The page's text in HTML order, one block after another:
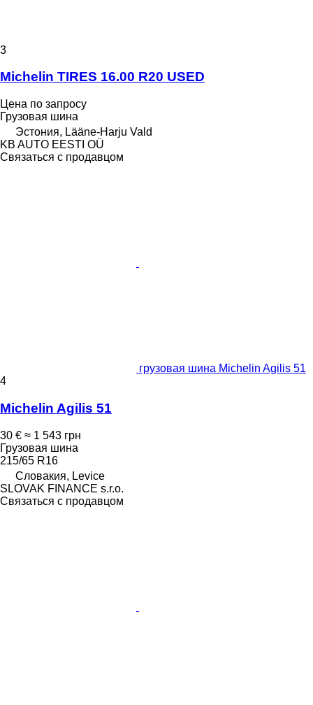
3
Michelin TIRES 16.00 R20 USED
Цена по запросу
Грузовая шина
Эстония, Lääne-Harju Vald
KB AUTO EESTI OÜ
Связаться с продавцом
грузовая шина Michelin Agilis 51
4
Michelin Agilis 51
30 € ≈ 1 543 грн
Грузовая шина
215/65 R16
Словакия, Levice
SLOVAK FINANCE s.r.o.
Связаться с продавцом